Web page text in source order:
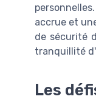
accrue et
de sécurité
tranquillité
Les